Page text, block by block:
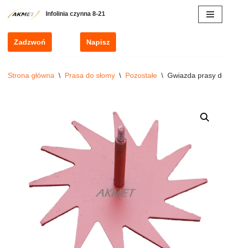
doZadzwoń Napisz
Strona główna \ Prasa do słomy \ Pozostałe \ Gwiazda prasy do